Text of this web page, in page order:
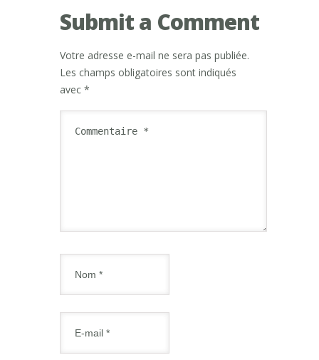
Submit a Comment
Votre adresse e-mail ne sera pas publiée.
Les champs obligatoires sont indiqués
avec *